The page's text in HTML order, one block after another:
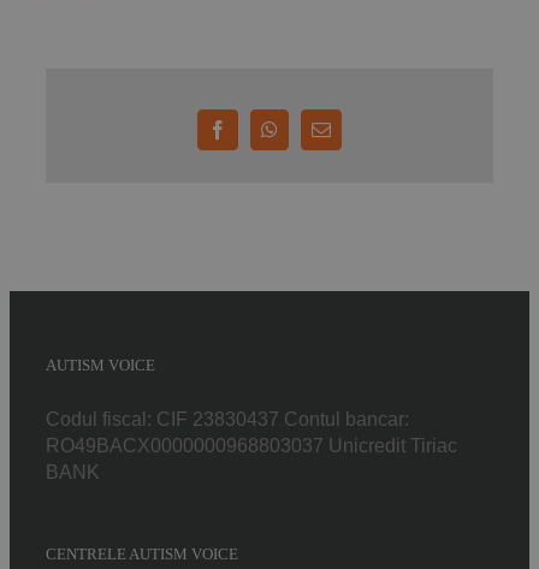
FacebookWhatsApp
E-
AUTISM VOICE
Codul fiscal: CIF 23830437 Contul bancar:
RO49BACX0000000968803037 Unicredit Tiriac
BANK
CENTRELE AUTISM VOICE